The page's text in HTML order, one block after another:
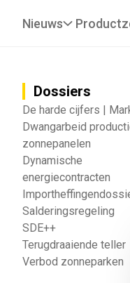
Nieuws
Dossiers
De harde cijfers |
Dwangarbeid
zonnepanelen
Dynamische
energiecontracten
Salderingsregeling
SDE++
Terugdraaiende teller
Verbod zonneparken